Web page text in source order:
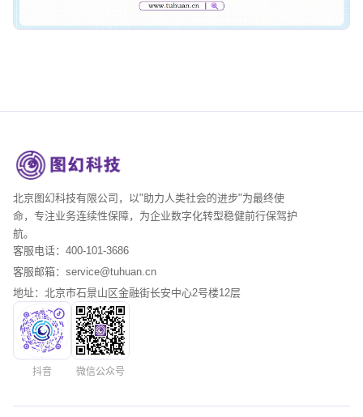
北京图幻科技有限公司，以"助力人类社会的进步"为最终使
命，专注业务连续性保障，为企业数字化转型稳健前行保驾护
航。
客服电话：400-101-3686
客服邮箱：service@tuhuan.cn
地址：北京市石景山区金融街长安中心2号楼12层
抖音 微信公众号